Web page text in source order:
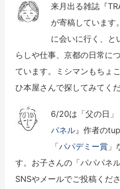
来月出る雑誌『
が寄稿しています
に会いに行く、と
らしや仕事、京都の日常に
ています。ミシマンもちょ
ひ本屋さんで探してみてく
6/20は「父の日」
パネル 』作者の
「パパデミー賞
す。お子さんの「パパパネ
SNSやメールでご投稿くだ